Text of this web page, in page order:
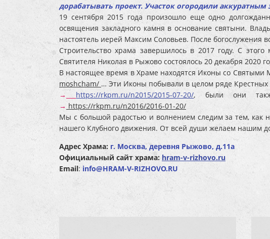
дорабатывать проект. Участок огородили
19 сентября 2015 года произошло еще одно
освящения закладного камня в основание святыни.
настоятель иерей Максим Соловьев. После богослужения
Строительство храма завершилось в 2017 году. С
Святителя Николая в Рыжово состоялось 20 декабря 2020
В настоящее время в Храме находятся Иконы со
moshcham/ … Эти Иконы побывали в целом ряде
→
https://rkpm.ru/n2015/2015-07-20/, были они
→ https://rkpm.ru/n2016/2016-01-20/
Мы с большой радостью и волнением следим за тем, как
нашего Клубного движения. От всей души желаем нашим
Адрес Храма: г. Москва, деревня Рыжово, д.11а
Официальный сайт храма: hram-v-rizhovo.ru
Email:info@HRAM-V-RIZHOVO.RU